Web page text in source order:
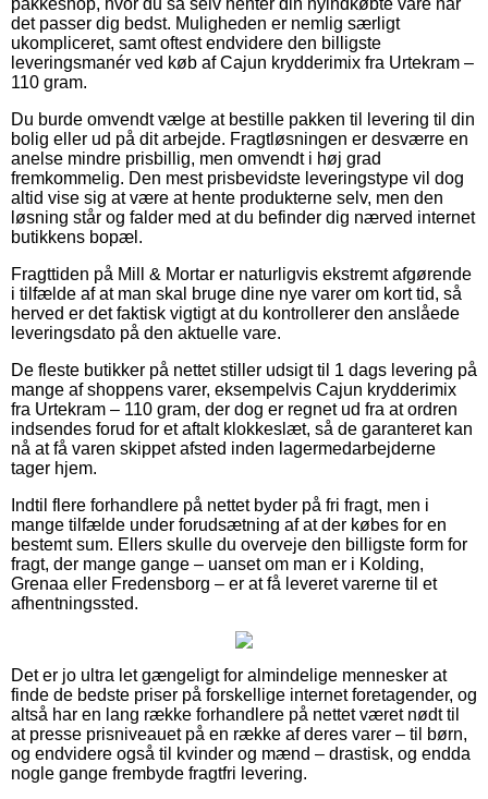
det passer dig bedst. Muligheden er nemlig særligt
ukompliceret, samt oftest endvidere den billigste
leveringsmanér ved køb af Cajun krydderimix fra Urtekram –
110 gram.
Du burde omvendt vælge at bestille pakken til levering til din
bolig eller ud på dit arbejde. Fragtløsningen er desværre en
anelse mindre prisbillig, men omvendt i høj grad
fremkommelig. Den mest prisbevidste leveringstype vil dog
altid vise sig at være at hente produkterne selv, men den
løsning står og falder med at du befinder dig nærved internet
butikkens bopæl.
Fragttiden på Mill & Mortar er naturligvis ekstremt afgørende
i tilfælde af at man skal bruge dine nye varer om kort tid, så
herved er det faktisk vigtigt at du kontrollerer den anslåede
leveringsdato på den aktuelle vare.
De fleste butikker på nettet stiller udsigt til 1 dags levering på
mange af shoppens varer, eksempelvis Cajun krydderimix
fra Urtekram – 110 gram, der dog er regnet ud fra at ordren
indsendes forud for et aftalt klokkeslæt, så de garanteret kan
nå at få varen skippet afsted inden lagermedarbejderne
tager hjem.
Indtil flere forhandlere på nettet byder på fri fragt, men i
mange tilfælde under forudsætning af at der købes for en
bestemt sum. Ellers skulle du overveje den billigste form for
fragt, der mange gange – uanset om man er i Kolding,
Grenaa eller Fredensborg – er at få leveret varerne til et
afhentningssted.
Det er jo ultra let gængeligt for almindelige mennesker at
finde de bedste priser på forskellige internet foretagender, og
altså har en lang række forhandlere på nettet været nødt til
at presse prisniveauet på en række af deres varer – til børn,
og endvidere også til kvinder og mænd – drastisk, og endda
nogle gange frembyde fragtfri levering.